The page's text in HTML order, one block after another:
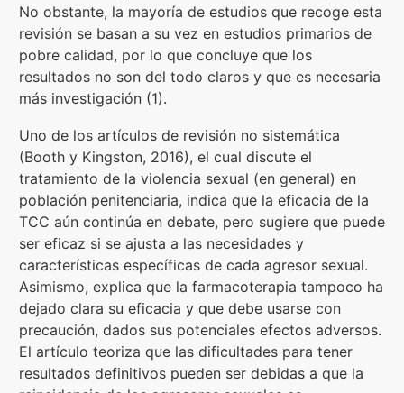
No obstante, la mayoría de estudios que recoge esta
revisión se basan a su vez en estudios primarios de
pobre calidad, por lo que concluye que los
resultados no son del todo claros y que es necesaria
más investigación (1).
Uno de los artículos de revisión no sistemática
(Booth y Kingston, 2016), el cual discute el
tratamiento de la violencia sexual (en general) en
población penitenciaria, indica que la eficacia de la
TCC aún continúa en debate, pero sugiere que puede
ser eficaz si se ajusta a las necesidades y
características específicas de cada agresor sexual.
Asimismo, explica que la farmacoterapia tampoco ha
dejado clara su eficacia y que debe usarse con
precaución, dados sus potenciales efectos adversos.
El artículo teoriza que las dificultades para tener
resultados definitivos pueden ser debidas a que la